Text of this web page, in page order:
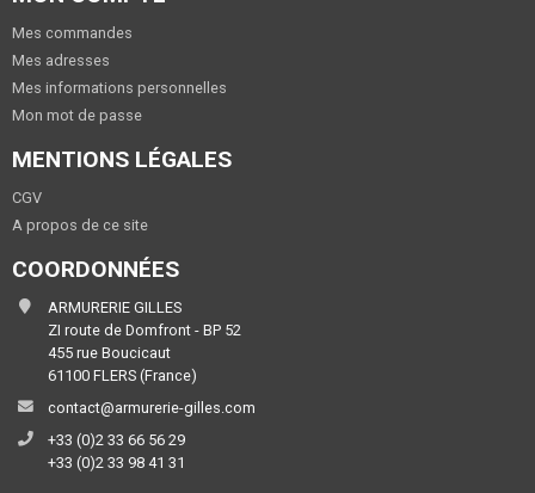
Mes commandes
Mes adresses
Mes informations personnelles
Mon mot de passe
MENTIONS LÉGALES
CGV
A propos de ce site
COORDONNÉES
ARMURERIE GILLES
ZI route de Domfront - BP 52
455 rue Boucicaut
61100 FLERS (France)
contact@armurerie-gilles.com
+33 (0)2 33 66 56 29
+33 (0)2 33 98 41 31